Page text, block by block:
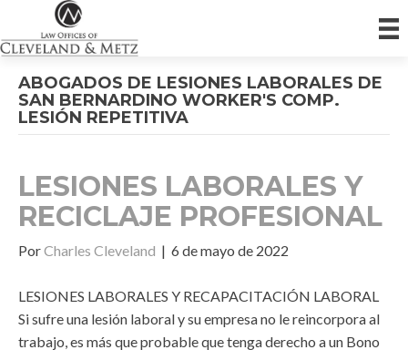
ABOGADOS DE LESIONES LABORALES DE
SAN BERNARDINO WORKER'S COMP.
LESIÓN REPETITIVA
LESIONES LABORALES Y
RECICLAJE PROFESIONAL
PorCharles Cleveland | 6 de mayo de 2022
LESIONES LABORALES Y RECAPACITACIÓN LABORAL
Si sufre una lesión laboral y su empresa no le reincorpora al
trabajo, es más que probable que tenga derecho a un Bono